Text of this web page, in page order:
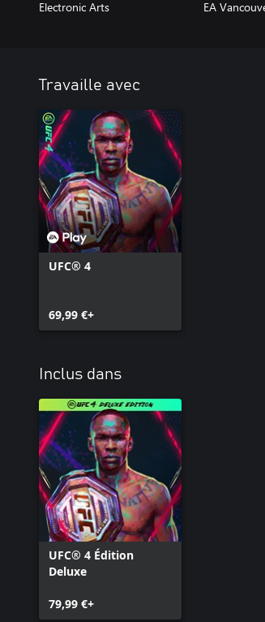
Electronic Arts EA
Travaille avec
UFC® 4
69,99 €+
Inclus dans
UFC® 4 Édition
Deluxe
79,99 €+